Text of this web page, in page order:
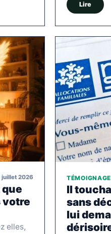
Lire
juillet 2026
votre
elles,
TÉMOIGNAGE
Il
sans
lui